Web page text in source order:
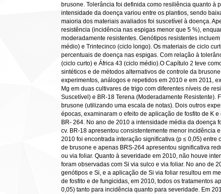
brusone. Tolerância foi definida como resiliência quanto à
intensidade da doença variou entre os plantios, sendo
maioria dos materiais avaliados foi suscetível à doença.
resistência (incidência nas espigas menor que 5 %),
moderadamente resistentes. Genótipos resistentes
médio) e Trintecinco (ciclo longo). Os materiais de ciclo
percentuais de doença nas espigas. Com relação à
(ciclo curto) e África 43 (ciclo médio).O Capítulo 2 teve
sintéticos e de métodos alternativos de controle da
experimentos, análogos e repetidos em 2010 e em 2011,
Mg em duas cultivares de trigo com diferentes níveis de
Suscetível) e BR-18 Terena (Moderadamente
brusone (utilizando uma escala de notas). Dois outros
épocas, examinaram o efeito de aplicação de fosfito de K
BR- 264. No ano de 2010 a intensidade média da doença
cv. BR-18 apresentou consistentemente menor incidência
2010 foi encontrada interação significativa (p ≤ 0,05)
de brusone e apenas BRS-264 apresentou significativa
ou via foliar. Quanto à severidade em 2010, não houve
foram observadas com Si via sulco e via foliar. No ano de
genótipos e Si, e a aplicação de Si via foliar resultou em
de fosfito e de fungicidas, em 2010, todos os tratamentos
0,05) tanto para incidência quanto para severidade. Em